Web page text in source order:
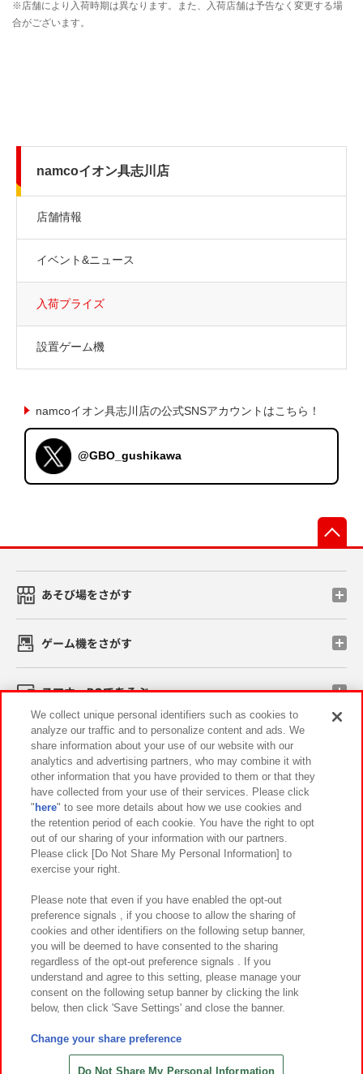
namcoイオン具志川店
店舗情報
イベント&ニュース
入荷プライズ
設置ゲーム機
namcoイオン具志川店の公式SNSアカウントはこちら！
@GBO_gushikawa
あそび場をさがす
ゲーム機をさがす
スマホ・PCであそぶ
イベント・キャンペーン
関連会社 サステナビリティ サイトポリシー
プライバシーポリシー ウェブアクセシビリティ方針と検証結果
お取引先さまとともに
カスタマーハラスメント対応方針 よくあるご質問・お問い合わせ
©Bandai Namco Amusement Inc.
©Bandai Namco Amusement Lab Inc.
©HANAYASHIKI Co., Ltd. All Rights Reserved.
We collect unique personal identifiers such as cookies to
analyze our traffic and to personalize content and ads. We
share information about your use of our website with our
analytics and advertising partners, who may combine it with
other information that you have provided to them or that they
have collected from your use of their services. Please click
" here" to see more details about how we use cookies and
the retention period of each cookie. You have the right to opt
out of our sharing of your information with our partners.
Please click [Do Not Share My Personal Information] to
exercise your right.
Please note that even if you have enabled the opt-out
preference signals , if you choose to allow the sharing of
cookies and other identifiers on the following setup banner,
you will be deemed to have consented to the sharing
regardless of the opt-out preference signals . If you
understand and agree to this setting, please manage your
consent on the following setup banner by clicking the link
below, then click 'Save Settings' and close the banner.
Change your share preference
Do Not Share My Personal Information